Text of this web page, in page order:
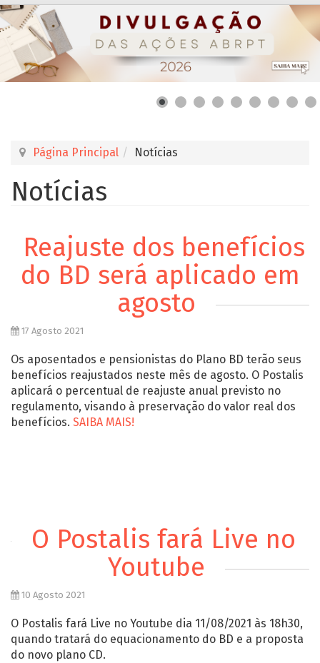
Página Principal Notícias
Notícias
Reajuste dos benefícios
do BD será aplicado em
agosto
17 Agosto 2021
Os aposentados e pensionistas do Plano BD terão seus
benefícios reajustados neste mês de agosto. O Postalis
aplicará o percentual de reajuste anual previsto no
regulamento, visando à preservação do valor real dos
benefícios. SAIBA MAIS!
O Postalis fará Live no
Youtube
10 Agosto 2021
O Postalis fará Live no Youtube dia 11/08/2021 às 18h30,
quando tratará do equacionamento do BD e a proposta
do novo plano CD.